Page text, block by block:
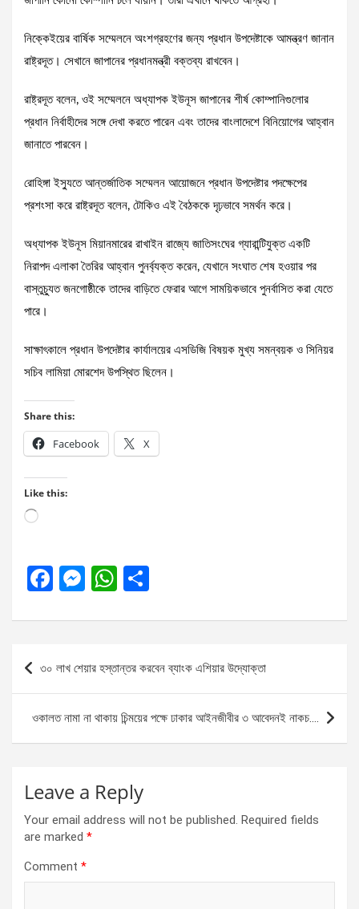
নিক্কেইয়ের বার্ষিক সম্মেলনে অংশগ্রহণের জন্য প্রধান উপদেষ্টাকে আমন্ত্রণ জানান
রাষ্ট্রদূত। সেখানে জাপানের প্রধানমন্ত্রী বক্তব্য রাখবেন।
রাষ্ট্রদূত বলেন, ওই সম্মেলনে অধ্যাপক ইউনূস জাপানের শীর্ষ কোম্পানিগুলোর
প্রধান নির্বাহীদের সঙ্গে দেখা করতে পারেন এবং তাদের বাংলাদেশে বিনিয়োগের আহ্বান
জানাতে পারবেন।
রোহিঙ্গা ইস্যুতে আন্তর্জাতিক সম্মেলন আয়োজনে প্রধান উপদেষ্টার পদক্ষেপের
প্রশংসা করে রাষ্ট্রদূত বলেন, টোকিও এই বৈঠককে দৃঢ়ভাবে সমর্থন করে।
অধ্যাপক ইউনূস মিয়ানমারের রাখাইন রাজ্যে জাতিসংঘের গ্যারান্টিযুক্ত একটি
নিরাপদ এলাকা তৈরির আহ্বান পুনর্ব্যক্ত করেন, যেখানে সংঘাত শেষ হওয়ার পর
বাস্তুচ্যুত জনগোষ্ঠীকে তাদের বাড়িতে ফেরার আগে সাময়িকভাবে পুনর্বাসিত করা যেতে
পারে।
সাক্ষাৎকালে প্রধান উপদেষ্টার কার্যালয়ের এসডিজি বিষয়ক মুখ্য সমন্বয়ক ও সিনিয়র
সচিব লামিয়া মোরশেদ উপস্থিত ছিলেন।
Share this:
Facebook X
Like this:
Loading…
F
ce
o
o
k
M
se
g
er
W
at
A
p
p
ar
Post
navigation
৩০ লাখ শেয়ার হস্তান্তর করবেন ব্যাংক এশিয়ার উদ্যোক্তা
ওকালত নামা না থাকায় চিন্ময়ের পক্ষে ঢাকার আইনজীবীর ৩ আবেদনই নাকচ….
Leave a Reply
Your email address will not be published. Required fields
are marked *
Comment *